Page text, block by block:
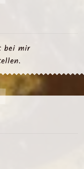
bei mir